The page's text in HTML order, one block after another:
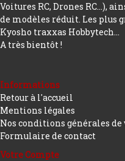
Voitures RC, Drones RC…),
de modèles réduit. Les plus
Kyosho traxxas Hobbytech...
A très bientôt !
Informations
Retour à l'accueil
Mentions légales
Nos conditions générales de
Formulaire de contact
Votre Compte